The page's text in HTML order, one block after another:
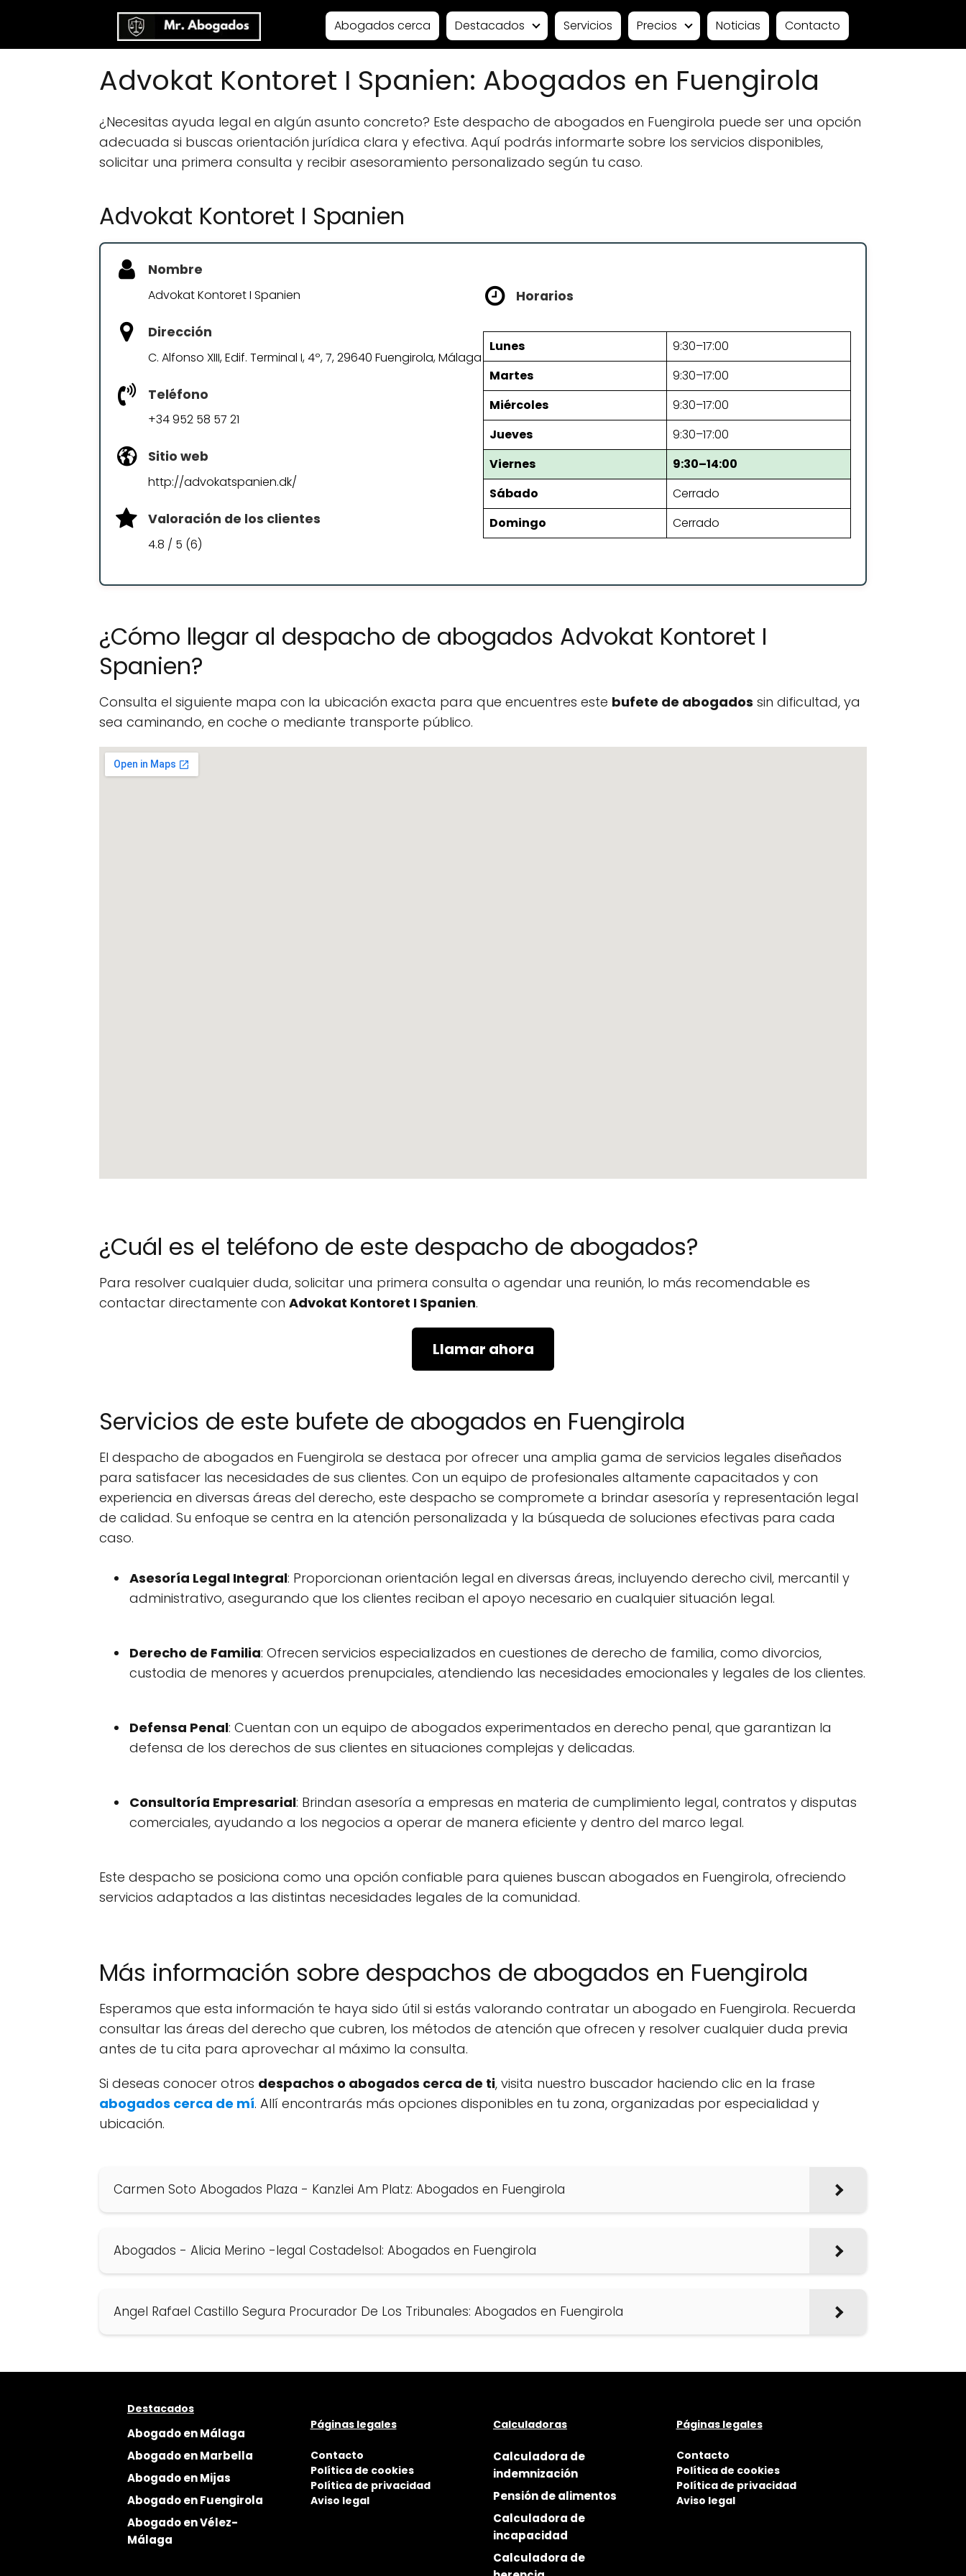
Abogados cerca Destacados Servicios Precios Noticias Contacto
Advokat Kontoret I Spanien: Abogados en Fuengirola
¿Necesitas ayuda legal en algún asunto concreto? Este despacho de abogados en Fuengirola puede ser una opción
adecuada si buscas orientación jurídica clara y efectiva. Aquí podrás informarte sobre los servicios disponibles,
solicitar una primera consulta y recibir asesoramiento personalizado según tu caso.
Advokat Kontoret I Spanien
Nombre
Advokat Kontoret I Spanien
Dirección
C. Alfonso XIII, Edif. Terminal I, 4º, 7, 29640 Fuengirola, Málaga
Teléfono
+34 952 58 57 21
Sitio web
http://advokatspanien.dk/
Valoración de los clientes
4.8 / 5 (6)
Horarios
Lunes
9:30–17:00
Martes
9:30–17:00
Miércoles
9:30–17:00
Jueves
9:30–17:00
Viernes
9:30–14:00
Sábado
Cerrado
Domingo
Cerrado
¿Cómo llegar al despacho de abogados Advokat Kontoret I
Spanien?
Consulta el siguiente mapa con la ubicación exacta para que encuentres este bufete de abogados sin dificultad, ya
sea caminando, en coche o mediante transporte público.
¿Cuál es el teléfono de este despacho de abogados?
Para resolver cualquier duda, solicitar una primera consulta o agendar una reunión, lo más recomendable es
contactar directamente con Advokat Kontoret I Spanien.
Llamar ahora
Servicios de este bufete de abogados en Fuengirola
El despacho de abogados en Fuengirola se destaca por ofrecer una amplia gama de servicios legales diseñados
para satisfacer las necesidades de sus clientes. Con un equipo de profesionales altamente capacitados y con
experiencia en diversas áreas del derecho, este despacho se compromete a brindar asesoría y representación legal
de calidad. Su enfoque se centra en la atención personalizada y la búsqueda de soluciones efectivas para cada
caso.
Asesoría Legal Integral: Proporcionan orientación legal en diversas áreas, incluyendo derecho civil, mercantil y
administrativo, asegurando que los clientes reciban el apoyo necesario en cualquier situación legal.
Derecho de Familia: Ofrecen servicios especializados en cuestiones de derecho de familia, como divorcios,
custodia de menores y acuerdos prenupciales, atendiendo las necesidades emocionales y legales de los clientes.
Defensa Penal: Cuentan con un equipo de abogados experimentados en derecho penal, que garantizan la
defensa de los derechos de sus clientes en situaciones complejas y delicadas.
Consultoría Empresarial: Brindan asesoría a empresas en materia de cumplimiento legal, contratos y disputas
comerciales, ayudando a los negocios a operar de manera eficiente y dentro del marco legal.
Este despacho se posiciona como una opción confiable para quienes buscan abogados en Fuengirola, ofreciendo
servicios adaptados a las distintas necesidades legales de la comunidad.
Más información sobre despachos de abogados en Fuengirola
Esperamos que esta información te haya sido útil si estás valorando contratar un abogado en Fuengirola. Recuerda
consultar las áreas del derecho que cubren, los métodos de atención que ofrecen y resolver cualquier duda previa
antes de tu cita para aprovechar al máximo la consulta.
Si deseas conocer otros despachos o abogados cerca de ti, visita nuestro buscador haciendo clic en la frase
abogados cerca de mí. Allí encontrarás más opciones disponibles en tu zona, organizadas por especialidad y
ubicación.
Carmen Soto Abogados Plaza - Kanzlei Am Platz: Abogados en Fuengirola
Abogados - Alicia Merino -legal Costadelsol: Abogados en Fuengirola
Angel Rafael Castillo Segura Procurador De Los Tribunales: Abogados en Fuengirola
Destacados
Abogado en Málaga
Abogado en Marbella
Abogado en Mijas
Abogado en Fuengirola
Abogado en Vélez-
Málaga
Páginas legales
Contacto
Política de cookies
Política de privacidad
Aviso legal
Calculadoras
Calculadora de
indemnización
Pensión de alimentos
Calculadora de
incapacidad
Calculadora de
Páginas legales
Contacto
Política de cookies
Política de privacidad
Aviso legal